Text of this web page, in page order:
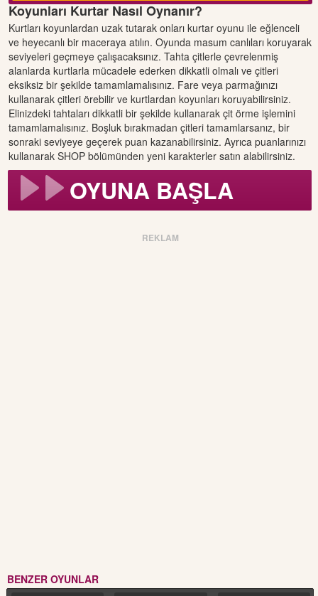
Koyunları Kurtar Nasıl Oynanır?
Kurtları koyunlardan uzak tutarak onları kurtar oyunu ile eğlenceli
ve heyecanlı bir maceraya atılın. Oyunda masum canlıları koruyarak
seviyeleri geçmeye çalışacaksınız. Tahta çitlerle çevrelenmiş
alanlarda kurtlarla mücadele ederken dikkatli olmalı ve çitleri
eksiksiz bir şekilde tamamlamalısınız. Fare veya parmağınızı
kullanarak çitleri örebilir ve kurtlardan koyunları koruyabilirsiniz.
Elinizdeki tahtaları dikkatli bir şekilde kullanarak çit örme işlemini
tamamlamalısınız. Boşluk bırakmadan çitleri tamamlarsanız, bir
sonraki seviyeye geçerek puan kazanabilirsiniz. Ayrıca puanlarınızı
kullanarak SHOP bölümünden yeni karakterler satın alabilirsiniz.
OYUNA BAŞLA
REKLAM
BENZER OYUNLAR